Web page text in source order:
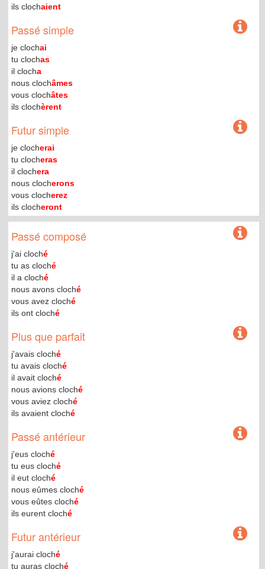
ils clochaient
Passé simple
je clochai
tu clochas
il clocha
nous clochâmes
vous clochâtes
ils clochèrent
Futur simple
je clocherai
tu clocheras
il clochera
nous clocherons
vous clocherez
ils clocheront
Passé composé
j'ai cloché
tu as cloché
il a cloché
nous avons cloché
vous avez cloché
ils ont cloché
Plus que parfait
j'avais cloché
tu avais cloché
il avait cloché
nous avions cloché
vous aviez cloché
ils avaient cloché
Passé antérieur
j'eus cloché
tu eus cloché
il eut cloché
nous eûmes cloché
vous eûtes cloché
ils eurent cloché
Futur antérieur
j'aurai cloché
tu auras cloché